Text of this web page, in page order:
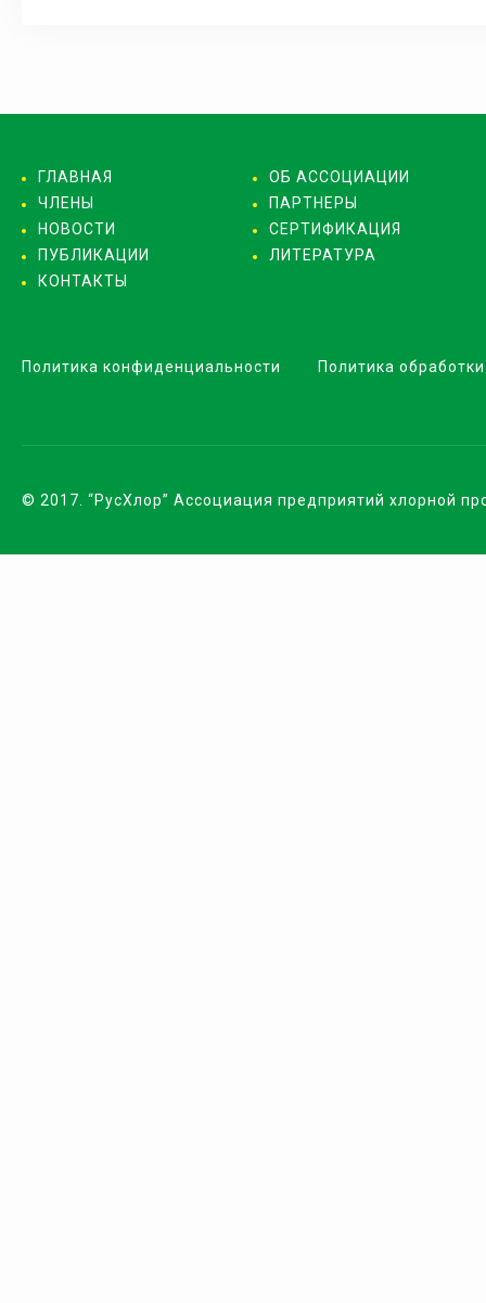
ГЛАВНАЯ
ОБ АССОЦИАЦИИ
ЧЛЕНЫ
ПАРТНЕРЫ
НОВОСТИ
СЕРТИФИКАЦИЯ
ПУБЛИКАЦИИ
ЛИТЕРАТУРА
КОНТАКТЫ
Политика конфиденциальности Политика
© 2017. “РусХлор” Ассоциация предприятий хлорной